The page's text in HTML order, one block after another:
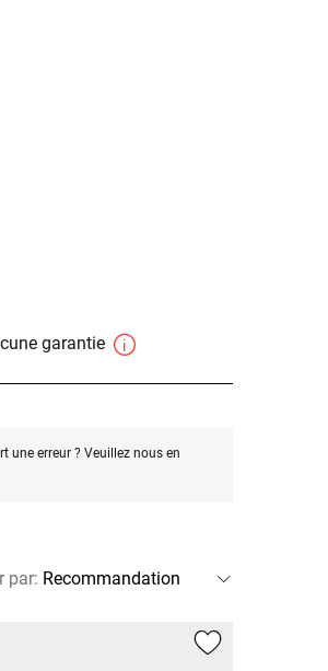
garantie
une erreur ? Veuillez nous en
par: